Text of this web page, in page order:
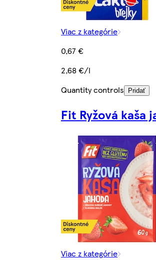
Viac z kategórie
0,67 €
2,68 €/l
Quantity controls
Pridať
Fit Ryžová kaša
Viac z kategórie